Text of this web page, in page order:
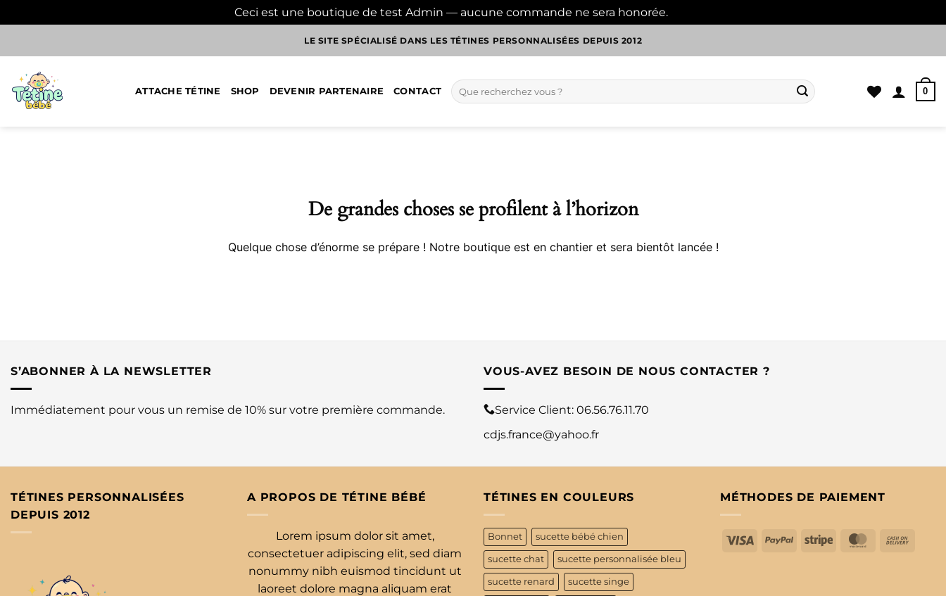
Ceci est une boutique de test Admin — aucune commande ne sera honorée.
LE SITE SPÉCIALISÉ DANS LES TÉTINES PERSONNALISÉES DEPUIS 2012
ATTACHE TÉTINE SHOP DEVENIR PARTENAIRE CONTACT
Recherche
pour :
0
De grandes choses se profilent à l’horizon
Quelque chose d’énorme se prépare ! Notre boutique est en chantier et sera bientôt lancée !
S’ABONNER À LA NEWSLETTER
Immédiatement pour vous un remise de 10% sur votre première commande.
VOUS-AVEZ BESOIN DE NOUS CONTACTER ?
Service Client: 06.56.76.11.70
cdjs.france@yahoo.fr
TÉTINES PERSONNALISÉES
DEPUIS 2012
A PROPOS DE TÉTINE BÉBÉ
Lorem ipsum dolor sit amet,
consectetuer adipiscing elit, sed diam
nonummy nibh euismod tincidunt ut
laoreet dolore magna aliquam erat
TÉTINES EN COULEURS
Bonnet sucette bébé chien
sucette chat sucette personnalisée bleu
sucette renard sucette singe
MÉTHODES DE PAIEMENT
Visa PayPalStripe MasterCard